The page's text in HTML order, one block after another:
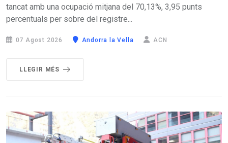
tancat amb una ocupació mitjana del 70,13%, 3,95 punts
percentuals per sobre del registre...
07 Agost 2026 Andorra la Vella ACN
LLEGIR MÉS